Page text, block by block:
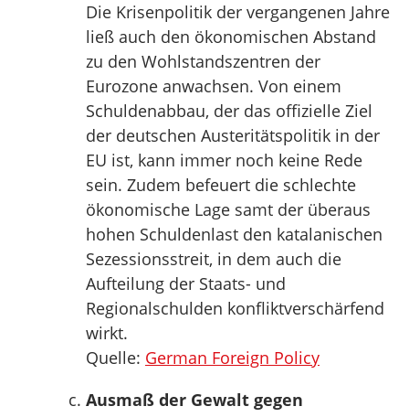
Die Krisenpolitik der vergangenen Jahre
ließ auch den ökonomischen Abstand
zu den Wohlstandszentren der
Eurozone anwachsen. Von einem
Schuldenabbau, der das offizielle Ziel
der deutschen Austeritätspolitik in der
EU ist, kann immer noch keine Rede
sein. Zudem befeuert die schlechte
ökonomische Lage samt der überaus
hohen Schuldenlast den katalanischen
Sezessionsstreit, in dem auch die
Aufteilung der Staats- und
Regionalschulden konfliktverschärfend
wirkt.
Quelle: German Foreign Policy
Ausmaß der Gewalt gegen